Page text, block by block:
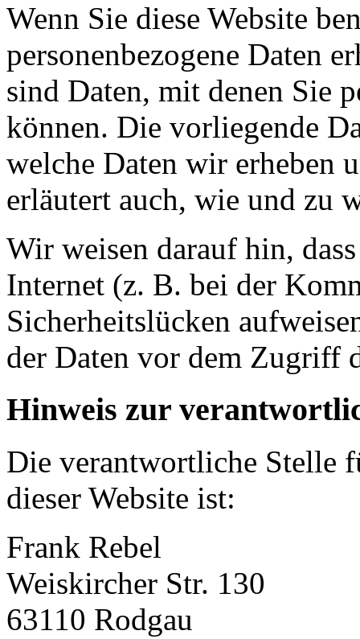
Wenn Sie diese Website
personenbezogene Daten
sind Daten, mit denen Sie
können. Die vorliegende
welche Daten wir erheben
erläutert auch, wie und zu
Wir weisen darauf hin,
Internet (z. B. bei der
Sicherheitslücken
der Daten vor dem Zugriff
Hinweis zur
Die verantwortliche Stelle
dieser Website ist:
Frank Rebel
Weiskircher Str. 130
63110 Rodgau